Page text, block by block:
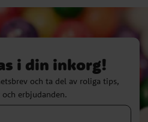
i din inkorg!
och ta del av roliga tips,
erbjudanden.